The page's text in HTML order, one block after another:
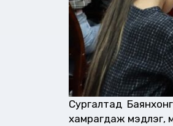
Сургалтад
хамрагдаж мэдлэг,